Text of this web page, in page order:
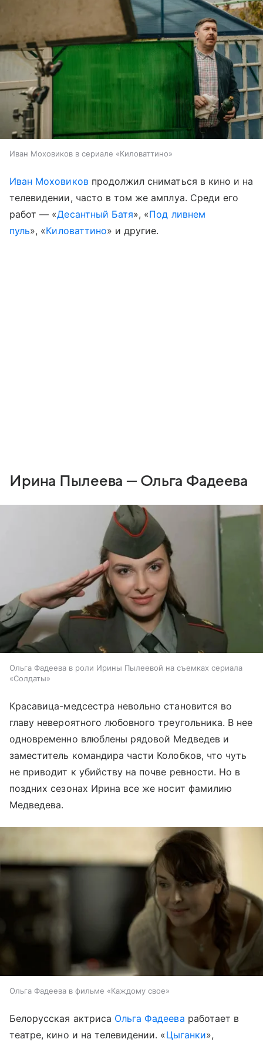
Иван Моховиков в сериале «Киловаттино»
Иван Моховиковпродолжил сниматься в кино и на
телевидении, часто в том же амплуа. Среди его
работ — «Десантный Батя», «Под ливнем
пуль», «Киловаттино» и другие.
Ирина Пылеева — Ольга Фадеева
Ольга Фадеева в роли Ирины Пылеевой на съемках сериала
«Солдаты»
Красавица-медсестра невольно становится во
главу невероятного любовного треугольника. В нее
одновременно влюблены рядовой Медведев и
заместитель командира части Колобков, что чуть
не приводит к убийству на почве ревности. Но в
поздних сезонах Ирина все же носит фамилию
Медведева.
Ольга Фадеева в фильме «Каждому свое»
Белорусская актриса Ольга Фадеева работает в
театре, кино и на телевидении. «Цыганки»,